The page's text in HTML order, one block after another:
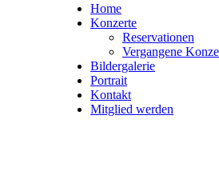
Home
Konzerte
Reservationen
Vergangene
Bildergalerie
Portrait
Kontakt
Mitglied werden